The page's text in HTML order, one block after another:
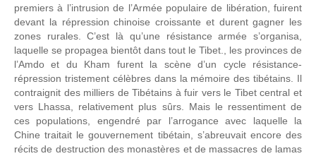
premiers à l’intrusion de l’Armée populaire de libération, fuirent
devant la répression chinoise croissante et durent gagner les
zones rurales. C’est là qu’une résistance armée s’organisa,
laquelle se propagea bientôt dans tout le Tibet., les provinces de
l’Amdo et du Kham furent la scène d’un cycle résistance-
répression tristement célèbres dans la mémoire des tibétains. Il
contraignit des milliers de Tibétains à fuir vers le Tibet central et
vers Lhassa, relativement plus sûrs. Mais le ressentiment de
ces populations, engendré par l’arrogance avec laquelle la
Chine traitait le gouvernement tibétain, s’abreuvait encore des
récits de destruction des monastères et de massacres de lamas